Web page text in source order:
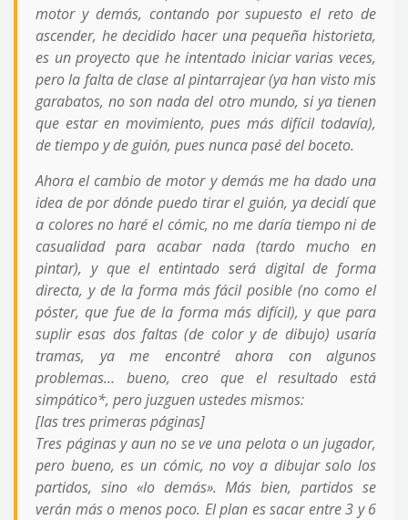
motor y demás, contando por supuesto el reto de
ascender, he decidido hacer una pequeña historieta,
es un proyecto que he intentado iniciar varias veces,
pero la falta de clase al pintarrajear (ya han visto mis
garabatos, no son nada del otro mundo, si ya tienen
que estar en movimiento, pues más difícil todavía),
de tiempo y de guión, pues nunca pasé del boceto.
Ahora el cambio de motor y demás me ha dado una
idea de por dónde puedo tirar el guión, ya decidí que
a colores no haré el cómic, no me daría tiempo ni de
casualidad para acabar nada (tardo mucho en
pintar), y que el entintado será digital de forma
directa, y de la forma más fácil posible (no como el
póster, que fue de la forma más difícil), y que para
suplir esas dos faltas (de color y de dibujo) usaría
tramas, ya me encontré ahora con algunos
problemas… bueno, creo que el resultado está
simpático*, pero juzguen ustedes mismos:
[las tres primeras páginas]
Tres páginas y aun no se ve una pelota o un jugador,
pero bueno, es un cómic, no voy a dibujar solo los
partidos, sino «lo demás». Más bien, partidos se
verán más o menos poco. El plan es sacar entre 3 y 6